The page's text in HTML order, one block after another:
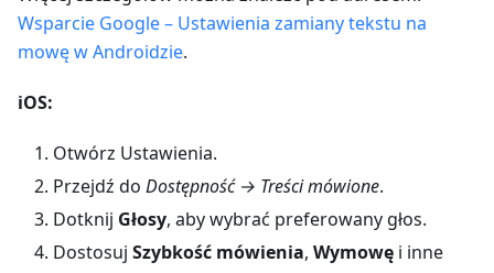
Wsparcie Google – Ustawienia zamiany tekstu na
mowę w Androidzie.
iOS:
Otwórz Ustawienia.
Przejdź do Dostępność → Treści mówione.
Dotknij Głosy, aby wybrać preferowany głos.
Dostosuj Szybkość mówienia, Wymowę i inne